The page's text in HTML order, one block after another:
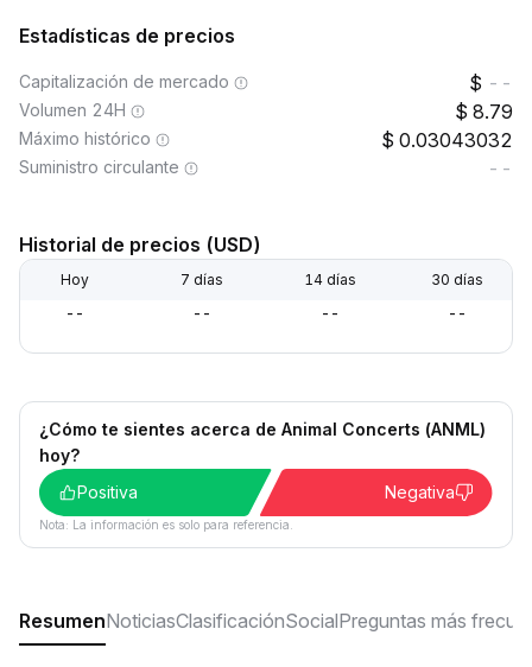
Estadísticas de precios
Capitalización de mercado --
Volumen 24H 8.79
Máximo histórico 0.03043032
Suministro circulante --
Historial de precios (USD)
Hoy 7 días 14 días 30 días
-- -- -- --
¿Cómo te sientes acerca de Animal Concerts (ANML)
hoy?
Positiva
Negativa
Nota: La información es solo para referencia.
ResumenNoticiasClasificaciónSocialPreguntas más